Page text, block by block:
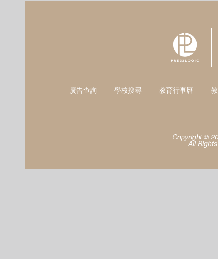
廣告查詢 學校搜尋 教育行事曆
Copyright ©
All